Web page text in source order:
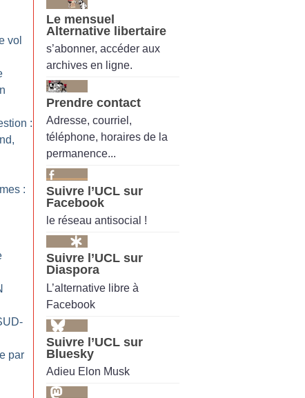
vol
:
:
par
Le mensuel
Alternative libertaire
s’abonner, accéder aux
archives en ligne.
Prendre contact
Adresse, courriel,
téléphone, horaires de la
permanence...
Suivre l’UCL sur
Facebook
le réseau antisocial !
Suivre l’UCL sur
Diaspora
L’alternative libre à
Facebook
Suivre l’UCL sur
Bluesky
Adieu Elon Musk